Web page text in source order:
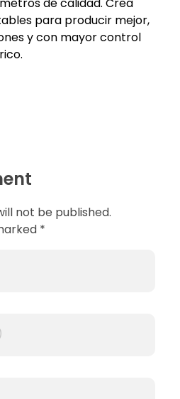
para producir mejor,
y con mayor control
not be published.
*